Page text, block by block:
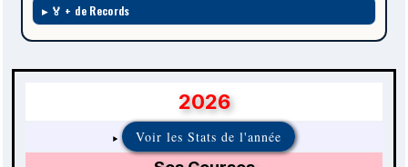
🏅 + de Records
2026
Voir les Stats de l'année